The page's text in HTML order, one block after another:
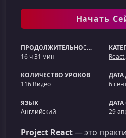
Начать
ПРОДОЛЖИТЕЛЬНОСТЬ
16 ч 31 мин
КОЛИЧЕСТВО УРОКОВ
116 Видео
6
ЯЗЫК
Английский
29
Project React— это